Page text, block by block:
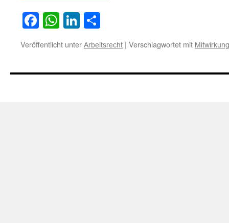
Facebook
WhatsApp
LinkedIn
Veröffentlicht unter Arbeitsrecht | Verschlagwortet mit